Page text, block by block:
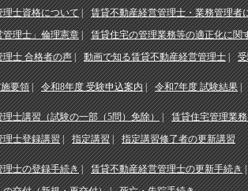
士資格について
賃貸不動産経営管理士・業務管理者
理士」倫理憲章
賃貸住宅の管理業務等の適正化に関
士 合格者の声
動画で知る賃貸不動産経営管理士
要領 令和8年度 受験申込案内 令和7年度 試験結果
士講習（試験の一部（5問）免除）
賃貸住宅管理業
理士登録講習
指定講習 指定講習修了者の更新講習
士の登録手続き 賃貸不動産経営管理士の更新手続き